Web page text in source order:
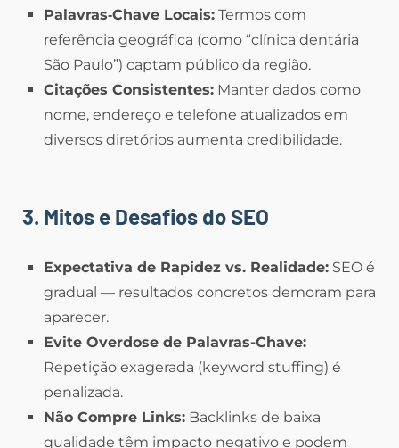
Palavras‑Chave Locais: Termos com
referência geográfica (como “clínica dentária
São Paulo”) captam público da região.
Citações Consistentes: Manter dados como
nome, endereço e telefone atualizados em
diversos diretórios aumenta credibilidade.
3. Mitos e Desafios do SEO
Expectativa de Rapidez vs. Realidade: SEO é
gradual — resultados concretos demoram para
aparecer.
Evite Overdose de Palavras-Chave:
Repetição exagerada (keyword stuffing) é
penalizada.
Não Compre Links: Backlinks de baixa
qualidade têm impacto negativo e podem